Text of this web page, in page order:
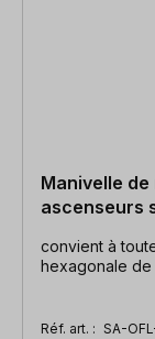
Manivelle
ascenseurs
convient à
hexagonale de
Réf. art. : SA-